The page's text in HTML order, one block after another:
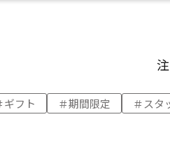
ギフト 期間限定 スタ